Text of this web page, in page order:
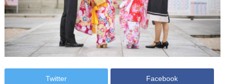
Twitter Facebook